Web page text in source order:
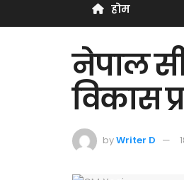
होम
नेपाल
विकास
byWriter D